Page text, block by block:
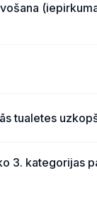
tualetes
3. kategorijas